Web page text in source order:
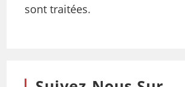
sont traitées.